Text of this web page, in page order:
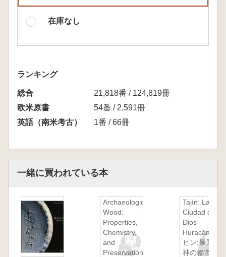
在庫なし
ランキング
総合
21,818番 / 124,819冊
欧米原書
54番 / 2,591冊
英語（南米考古）
1番 / 66冊
一緒に買われている本
Archaeological
Wood:
Properties,
Chemistry,
and
Preservation
Tajín: La
Ciudad del
Dios
Huracán(タ
ヒン:暴風の
神の都市)